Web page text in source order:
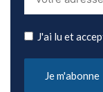
J'ai lu et